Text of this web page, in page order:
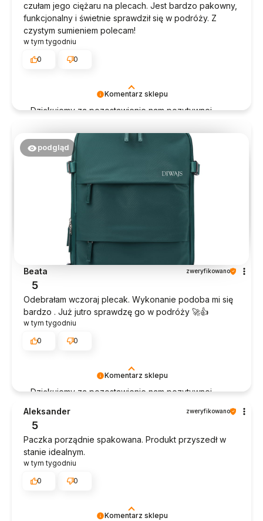
Komentarz sklepu
Dziękujemy za pozostawienie nam pozytywnej
- dziękujemy raz jeszcze i mamy nadzieję - do
szybkiego zobaczenia! Pozdrawiamy, Zespół
Diwajs!
czułam jego ciężaru na plecach. Jest bardzo pakowny,
funkcjonalny i świetnie sprawdził się w podróży. Z
czystym sumieniem polecam!
w tym tygodniu
0
0
Komentarz sklepu
Dziękujemy za pozostawienie nam pozytywnej
- dziękujemy raz jeszcze i mamy nadzieję - do
szybkiego zobaczenia! Pozdrawiamy, Zespół
Diwajs!
podgląd
Beata zweryfikowano
5
Odebrałam wczoraj plecak. Wykonanie podoba mi się
bardzo . Już jutro sprawdzę go w podróży 🚀👍️
w tym tygodniu
0
0
Komentarz sklepu
Aleksander zweryfikowano
5
Paczka porządnie spakowana. Produkt przyszedł w
stanie idealnym.
w tym tygodniu
0
0